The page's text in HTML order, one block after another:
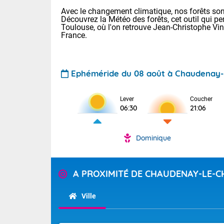
Avec le changement climatique, nos forêts
Découvrez la Météo des forêts, cet outil qui
Toulouse, où l'on retrouve Jean-Christophe
France.
Ephéméride du 08 août à
Lever
06:30
Coucher
21:06
Dominique
A PROXIMITÉ DE CHAUDENAY-LE-
Ville
Voici les
: 22/28 Paris
Clermont-Fd
Limoges :
Lille : 22/29
Très
(83), et